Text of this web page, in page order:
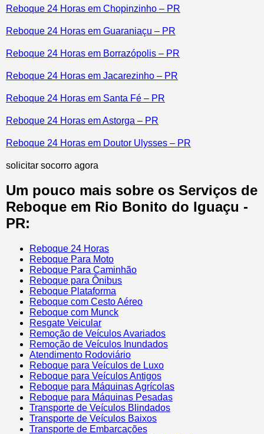
Reboque 24 Horas em Chopinzinho – PR
Reboque 24 Horas em Guaraniaçu – PR
Reboque 24 Horas em Borrazópolis – PR
Reboque 24 Horas em Jacarezinho – PR
Reboque 24 Horas em Santa Fé – PR
Reboque 24 Horas em Astorga – PR
Reboque 24 Horas em Doutor Ulysses – PR
solicitar socorro agora
Um pouco mais sobre os Serviços de
Reboque em Rio Bonito do Iguaçu -
PR:
Reboque 24 Horas
Reboque Para Moto
Reboque Para Caminhão
Reboque para Ônibus
Reboque Plataforma
Reboque com Cesto Aéreo
Reboque com Munck
Resgate Veicular
Remoção de Veículos Avariados
Remoção de Veículos Inundados
Atendimento Rodoviário
Reboque para Veículos de Luxo
Reboque para Veículos Antigos
Reboque para Máquinas Agrícolas
Reboque para Máquinas Pesadas
Transporte de Veículos Blindados
Transporte de Veículos Baixos
Transporte de Embarcações